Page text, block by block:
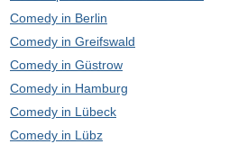
Comedy in Berlin
Comedy in Greifswald
Comedy in Güstrow
Comedy in Hamburg
Comedy in Lübeck
Comedy in Lübz